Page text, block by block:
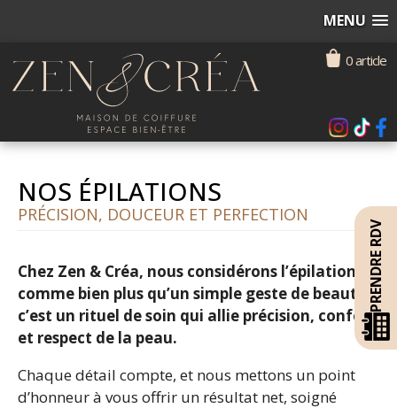
MENU
PRENDRE RDV
0 article
NOS ÉPILATIONS
PRÉCISION, DOUCEUR ET PERFECTION
Chez Zen & Créa, nous considérons l’épilation
comme bien plus qu’un simple geste de beauté :
c’est un rituel de soin qui allie précision, confort
et respect de la peau.
Chaque détail compte, et nous mettons un point
d’honneur à vous offrir un résultat net, soigné